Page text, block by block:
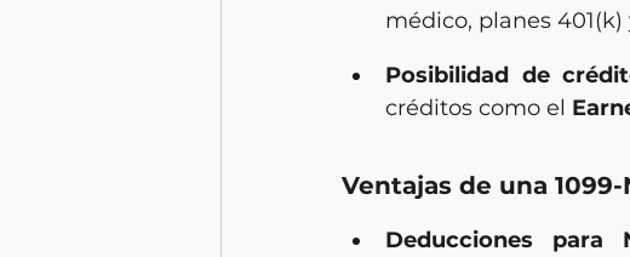
médico, planes
Posibilidad de
créditos como el
Ventajas de una 1099-
Deducciones para